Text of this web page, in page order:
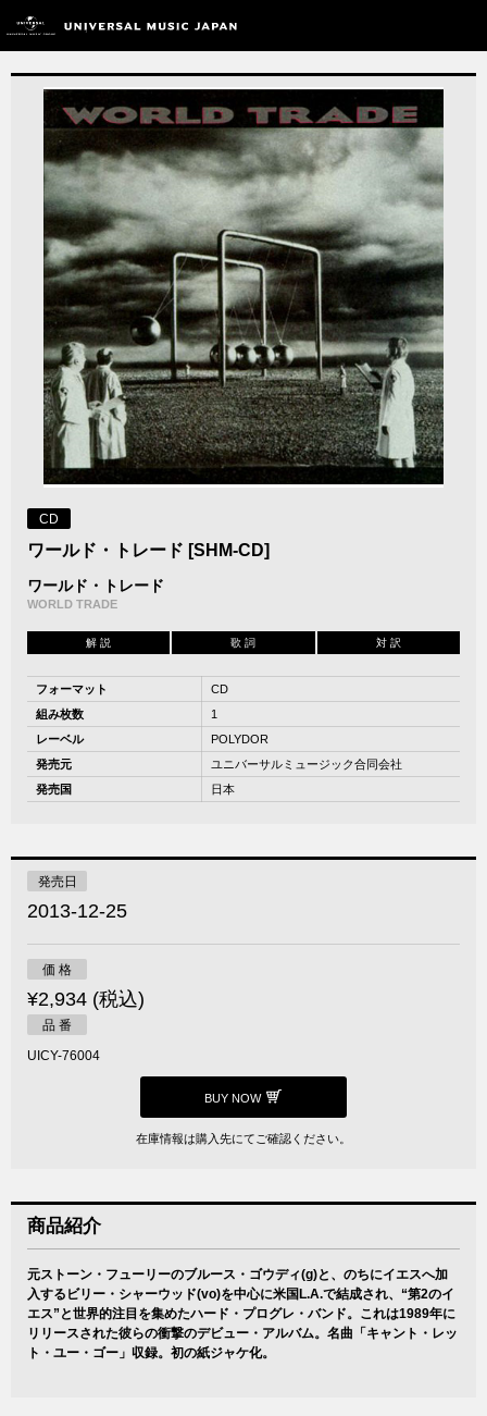
CD
ワールド・トレード [SHM-CD]
ワールド・トレード
WORLD TRADE
解 説 歌 詞 対 訳
フォーマット
CD
組み枚数
1
レーベル
POLYDOR
発売元
ユニバーサルミュージック合同会社
発売国
日本
発売日
2013-12-25
価 格
¥2,934 (税込)
品 番
UICY-76004
BUY NOW
在庫情報は購入先にてご確認ください。
商品紹介
元ストーン・フューリーのブルース・ゴウディ(g)と、のちにイエスへ加
入するビリー・シャーウッド(vo)を中心に米国L.A.で結成され、“第2のイ
エス”と世界的注目を集めたハード・プログレ・バンド。これは1989年に
リリースされた彼らの衝撃のデビュー・アルバム。名曲「キャント・レッ
ト・ユー・ゴー」収録。初の紙ジャケ化。